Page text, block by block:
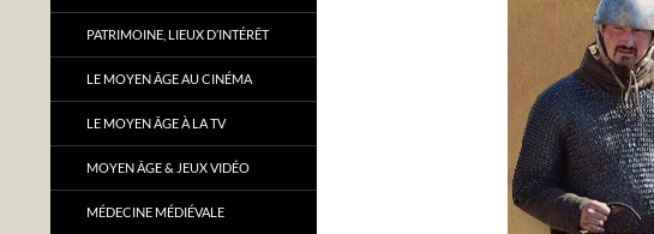
PATRIMOINE, LIEUX D’INTÉRÊT
LE MOYEN ÂGE AU CINÉMA
LE MOYEN ÂGE À LA TV
MOYEN ÂGE & JEUX VIDÉO
MÉDECINE MÉDIÉVALE